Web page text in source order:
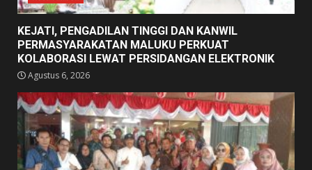
KEJATI, PENGADILAN TINGGI DAN KANWIL
PERMASYARAKATAN MALUKU PERKUAT
KOLABORASI LEWAT PERSIDANGAN ELEKTRONIK
Agustus 6, 2026